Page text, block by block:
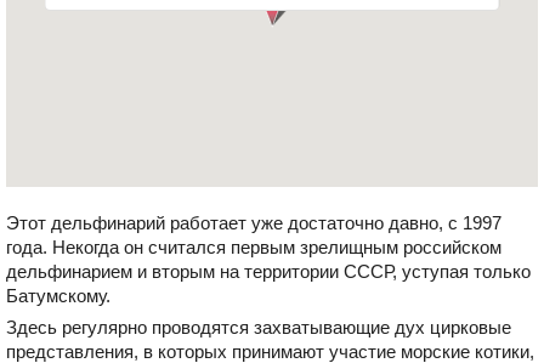
Этот дельфинарий работает уже достаточно давно, с 1997
года. Некогда он считался первым зрелищным российском
дельфинарием и вторым на территории СССР, уступая только
Батумскому.
Здесь регулярно проводятся захватывающие дух цирковые
представления, в которых принимают участие морские котики,